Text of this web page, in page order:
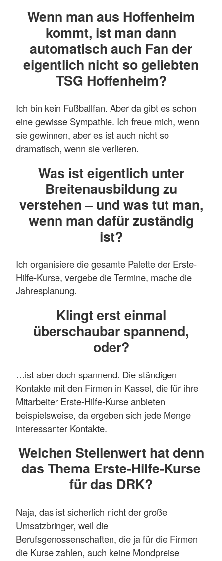
Wenn man aus Hoffenheim
kommt, ist man dann
automatisch auch Fan der
eigentlich nicht so geliebten
TSG Hoffenheim?
Ich bin kein Fußballfan. Aber da gibt es schon
eine gewisse Sympathie. Ich freue mich, wenn
sie gewinnen, aber es ist auch nicht so
dramatisch, wenn sie verlieren.
Was ist eigentlich unter
Breitenausbildung zu
verstehen – und was tut man,
wenn man dafür zuständig
ist?
Ich organisiere die gesamte Palette der Erste-
Hilfe-Kurse, vergebe die Termine, mache die
Jahresplanung.
Klingt erst einmal
überschaubar spannend,
oder?
…ist aber doch spannend. Die ständigen
Kontakte mit den Firmen in Kassel, die für ihre
Mitarbeiter Erste-Hilfe-Kurse anbieten
beispielsweise, da ergeben sich jede Menge
interessanter Kontakte.
Welchen Stellenwert hat denn
das Thema Erste-Hilfe-Kurse
für das DRK?
Naja, das ist sicherlich nicht der große
Umsatzbringer, weil die
Berufsgenossenschaften, die ja für die Firmen
die Kurse zahlen, auch keine Mondpreise